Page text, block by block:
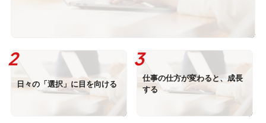
日々の「選択」に目を向ける
仕事の仕方が変わると、成長
する